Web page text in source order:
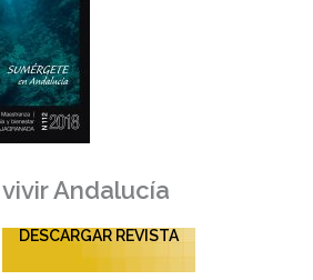
Andalucía
DESCARGAR REVISTA